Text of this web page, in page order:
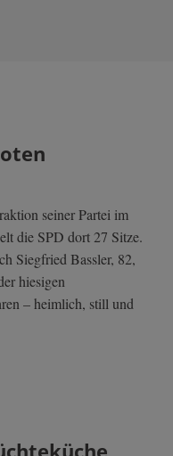
seiner Partei im
die SPD dort 27 Sitze.
Siegfried Bassler, 82,
hiesigen
– heimlich, still und